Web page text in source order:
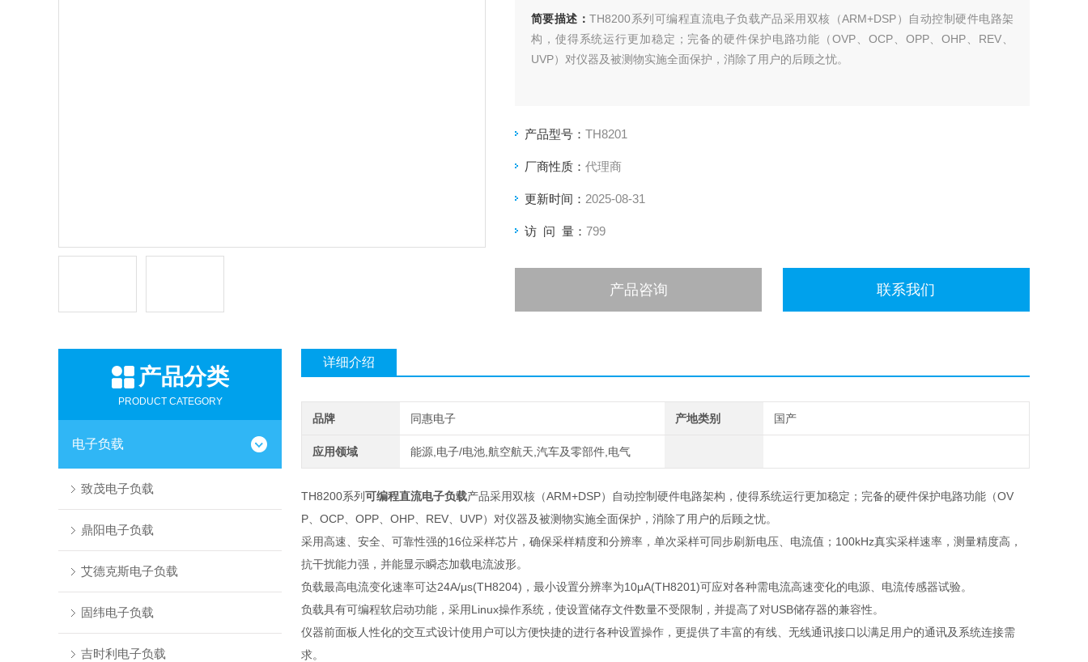
简要描述：TH8200系列可编程直流电子负载产品采用双核（ARM+DSP）自动控制硬件电路架
构，使得系统运行更加稳定；完备的硬件保护电路功能（OVP、OCP、OPP、OHP、REV、
UVP）对仪器及被测物实施全面保护，消除了用户的后顾之忧。
产品型号： TH8201
厂商性质： 代理商
更新时间： 2025-08-31
访 问 量： 799
产品咨询 联系我们
产品分类
PRODUCT CATEGORY
电子负载
致茂电子负载
鼎阳电子负载
艾德克斯电子负载
固纬电子负载
吉时利电子负载
详细介绍
品牌 同惠电子 产地类别 国产
应用领域 能源,电子/电池,航空航天,汽车及零部件,电气
TH8200系列可编程直流电子负载产品采用双核（ARM+DSP）自动控制硬件电路架构，使得系统运行更加稳定；完备的硬件保护电路功能（OV
P
OCP OPP OHP REV UVP）对仪器及被测物实施全面保护，消除了用户的后顾之忧。
采用高速、安全、可靠性强的16位采样芯片，确保采样精度和分辨率，单次采样可同步刷新电压、电流值； 100kHz真实采样速率，测量精度高，
抗干扰能力强，并能显示瞬态加载电流波形。
负载最高电流变化速率可达24A/μs(TH8204) ，最小设置分辨率为10μA(TH8201)可应对各种需电流高速变化的电源、电流传感器试验。
负载具有可编程软启动功能，采用Linux操作系统，使设置储存文件数量不受限制，并提高了对USB储存器的兼容性。
仪器前面板人性化的交互式设计使用户可以方便快捷的进行各种设置操作，更提供了丰富的有线、无线通讯接口以满足用户的通讯及系统连接需
求。